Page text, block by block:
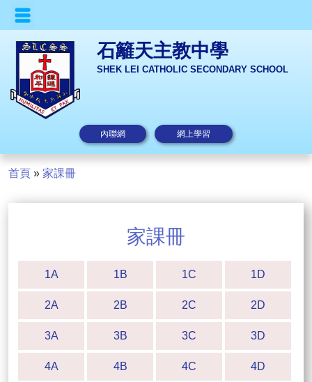
石籬天主教中學
SHEK LEI CATHOLIC SECONDARY SCHOOL
內聯網 網上學習
首頁 » 家課冊
家課冊
1A 1B 1C 1D
2A 2B 2C 2D
3A 3B 3C 3D
4A 4B 4C 4D